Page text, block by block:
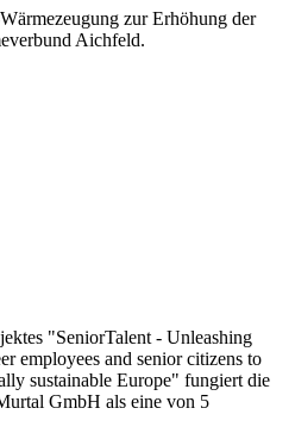
zur Erhöhung der
Aichfeld.
"SeniorTalent - Unleashing
employees and senior citizens to
sustainable Europe" fungiert die
GmbH als eine von 5